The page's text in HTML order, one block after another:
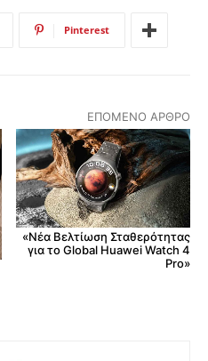
Pinterest
ΕΠΌΜΕΝΟ ΆΡΘΡΟ
«Νέα Βελτίωση Σταθερότητας
για το Global Huawei Watch 4
Pro»